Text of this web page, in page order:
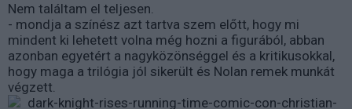
Nem találtam el teljesen.
- mondja a színész azt tartva szem előtt, hogy mi
mindent ki lehetett volna még hozni a figurából, abban
azonban egyetért a nagyközönséggel és a kritikusokkal,
hogy maga a trilógia jól sikerült és Nolan remek munkát
végzett.